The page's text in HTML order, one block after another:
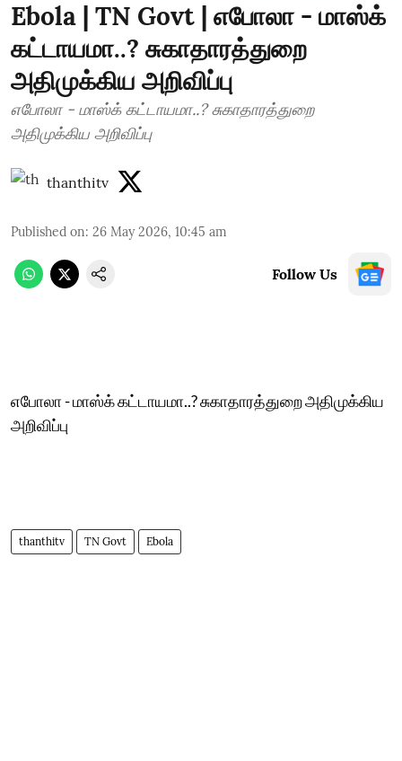
Ebola | TN Govt | எபோலா - மாஸ்க்
கட்டாயமா..? சுகாதாரத்துறை
அதிமுக்கிய அறிவிப்பு
எபோலா - மாஸ்க் கட்டாயமா..? சுகாதாரத்துறை
அதிமுக்கிய அறிவிப்பு
thanthitv
Published on: 26 May 2026, 10:45 am
Follow Us
எபோலா - மாஸ்க் கட்டாயமா..? சுகாதாரத்துறை அதிமுக்கிய
அறிவிப்பு
thanthitv TN Govt Ebola